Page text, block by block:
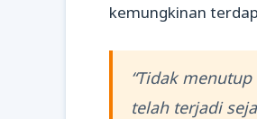
kemungkinan
“Tidak
telah terjadi